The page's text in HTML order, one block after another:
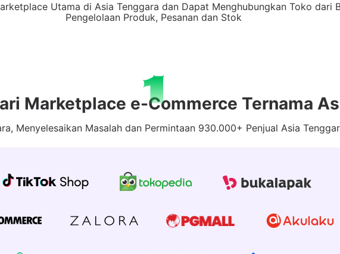
Utama di Asia Tenggara dan Dapat Menghubungkan Toko dari
Pengelolaan Produk, Pesanan dan Stok
Marketplace e-Commerce Ternama
Menyelesaikan Masalah dan Permintaan 930.000+ Penjual Asia